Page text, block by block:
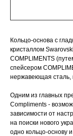
Кольцо-основа с
кристаллом
COMPLIMENTS
спейсером
нержавеющая сталь,
Одним из главных
Compliments -
зависимости от
на поиски нового
одно кольцо-основу